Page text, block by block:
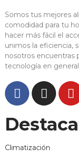
Somos tus mejores
comodidad para tu
hacer más fácil el
unimos la eficiencia,
nosotros encuentras
tecnología en
Climatización